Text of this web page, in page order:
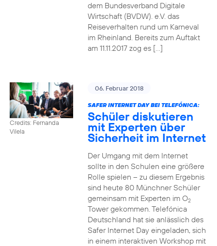
dem Bundesverband Digitale
Wirtschaft (BVDW). e.V. das
Reiseverhalten rund um Karneval
im Rheinland. Bereits zum Auftakt
am 11.11.2017 zog es […]
Credits: Fernanda
Vilela
06. Februar 2018
SAFER INTERNET DAY BEI TELEFÓNICA:
Schüler diskutieren
mit Experten über
Sicherheit im Internet
Der Umgang mit dem Internet
sollte in den Schulen eine größere
Rolle spielen – zu diesem Ergebnis
sind heute 80 Münchner Schüler
gemeinsam mit Experten im O2
Tower gekommen. Telefónica
Deutschland hat sie anlässlich des
Safer Internet Day eingeladen, sich
in einem interaktiven Workshop mit